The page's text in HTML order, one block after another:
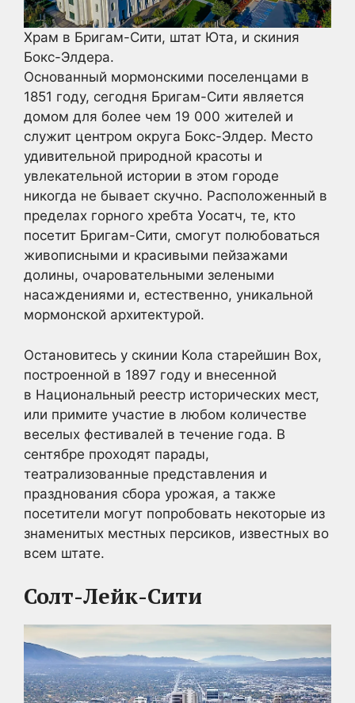
Храм в Бригам-Сити, штат Юта, и скиния
Бокс-Элдера.
Основанный мормонскими поселенцами в
1851 году, сегодня Бригам-Сити является
домом для более чем 19 000 жителей и
служит центром округа Бокс-Элдер. Место
удивительной природной красоты и
увлекательной истории в этом городе
никогда не бывает скучно. Расположенный в
пределах горного хребта Уосатч, те, кто
посетит Бригам-Сити, смогут полюбоваться
живописными и красивыми пейзажами
долины, очаровательными зелеными
насаждениями и, естественно, уникальной
мормонской архитектурой.
Остановитесь у скинии Кола старейшин Box,
построенной в 1897 году и внесенной
в Национальный реестр исторических мест,
или примите участие в любом количестве
веселых фестивалей в течение года. В
сентябре проходят парады,
театрализованные представления и
празднования сбора урожая, а также
посетители могут попробовать некоторые из
знаменитых местных персиков, известных во
всем штате.
Солт-Лейк-Сити